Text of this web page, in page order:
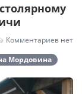
Комментариев нет
Мордовина